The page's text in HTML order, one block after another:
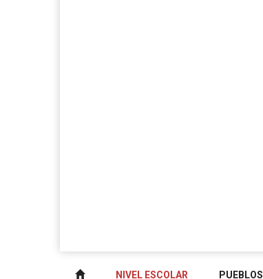
NIVEL ESCOLAR PUEBLOS